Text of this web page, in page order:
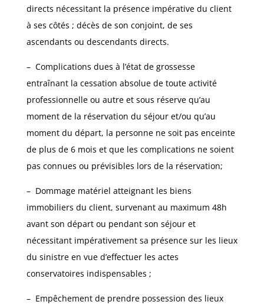
directs nécessitant la présence impérative du client
à ses côtés ; décès de son conjoint, de ses
ascendants ou descendants directs.
– Complications dues à l’état de grossesse
entraînant la cessation absolue de toute activité
professionnelle ou autre et sous réserve qu’au
moment de la réservation du séjour et/ou qu’au
moment du départ, la personne ne soit pas enceinte
de plus de 6 mois et que les complications ne soient
pas connues ou prévisibles lors de la réservation;
– Dommage matériel atteignant les biens
immobiliers du client, survenant au maximum 48h
avant son départ ou pendant son séjour et
nécessitant impérativement sa présence sur les lieux
du sinistre en vue d’effectuer les actes
conservatoires indispensables ;
– Empêchement de prendre possession des lieux